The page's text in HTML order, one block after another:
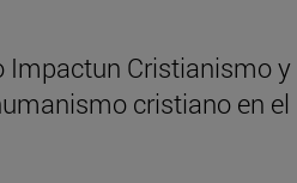
Impactun Cristianismo
cristiano en el